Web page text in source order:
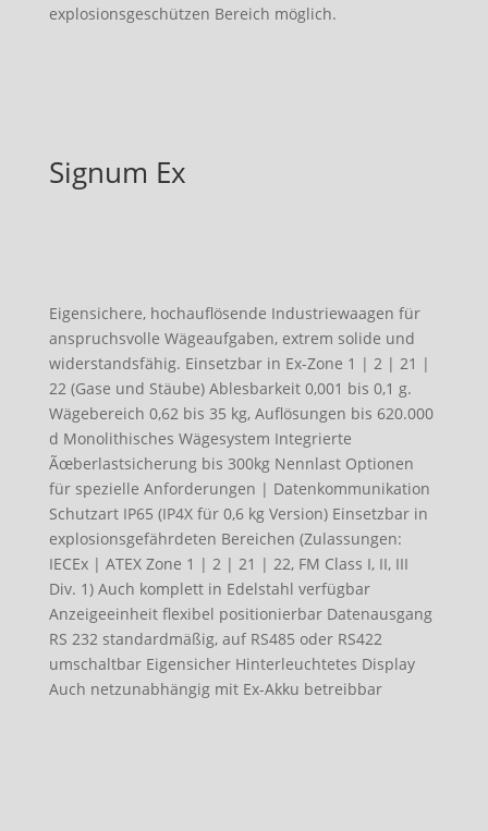
explosionsgeschützen Bereich möglich.
Signum Ex
Eigensichere, hochauflösende Industriewaagen für
anspruchsvolle Wägeaufgaben, extrem solide und
widerstandsfähig. Einsetzbar in Ex-Zone 1 | 2 | 21 |
22 (Gase und Stäube) Ablesbarkeit 0,001 bis 0,1 g.
Wägebereich 0,62 bis 35 kg, Auflösungen bis 620.000
d Monolithisches Wägesystem Integrierte
Ãœberlastsicherung bis 300kg Nennlast Optionen
für spezielle Anforderungen | Datenkommunikation
Schutzart IP65 (IP4X für 0,6 kg Version) Einsetzbar in
explosionsgefährdeten Bereichen (Zulassungen:
IECEx | ATEX Zone 1 | 2 | 21 | 22, FM Class I, II, III
Div. 1) Auch komplett in Edelstahl verfügbar
Anzeigeeinheit flexibel positionierbar Datenausgang
RS 232 standardmäßig, auf RS485 oder RS422
umschaltbar Eigensicher Hinterleuchtetes Display
Auch netzunabhängig mit Ex-Akku betreibbar